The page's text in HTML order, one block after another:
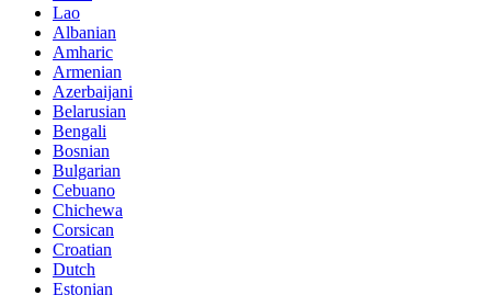
Lao
Albanian
Amharic
Armenian
Azerbaijani
Belarusian
Bengali
Bosnian
Bulgarian
Cebuano
Chichewa
Corsican
Croatian
Dutch
Estonian